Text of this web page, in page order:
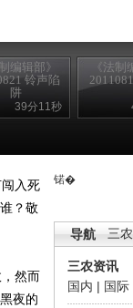
编辑部》
铃声陷
阱
39分11秒
《法制
锘�
三
导航
三农资讯
国内 | 国际
入死
？敬
然而
夜的